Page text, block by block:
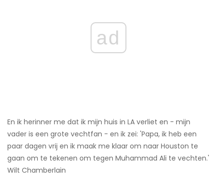
ad
En ik herinner me dat ik mijn huis in LA verliet en - mijn
vader is een grote vechtfan - en ik zei: 'Papa, ik heb een
paar dagen vrij en ik maak me klaar om naar Houston te
gaan om te tekenen om tegen Muhammad Ali te vechten.'
Wilt Chamberlain